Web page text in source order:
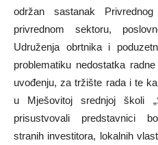
održan sastanak
privrednom sektoru,
Udruženja obrtnika i
problematiku nedostatka
uvođenju, za tržište rada i te
u Mješovitoj srednjoj školi
prisustvovali predstavnici
stranih investitora, lokalnih